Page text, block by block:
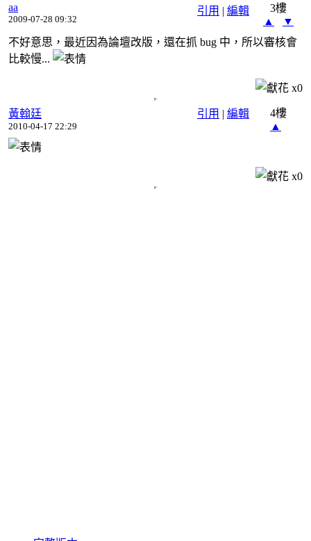
引用 | 編輯
aa
2009-07-28 09:32
3樓
▲
▼
不好意思，最近因為論壇改版，還在抓 bug 中，所以審核會
比較慢...
x0
引用 | 編輯
黃翰廷
2010-04-17 22:29
4樓
▲
x0